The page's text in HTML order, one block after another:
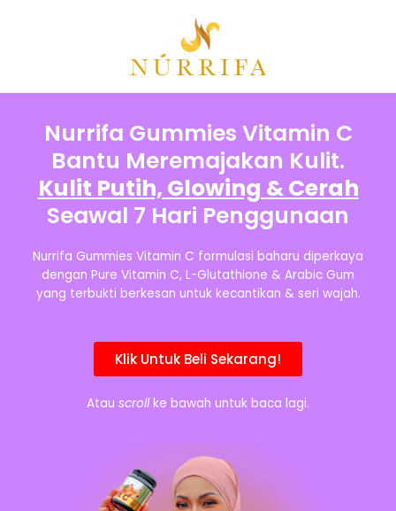
Nurrifa Gummies Vitamin C
Bantu Meremajakan Kulit.
Kulit Putih, Glowing & Cerah
Seawal 7 Hari Penggunaan
Nurrifa Gummies Vitamin C formulasi baharu diperkaya
dengan Pure Vitamin C, L-Glutathione & Arabic Gum
yang terbukti berkesan untuk kecantikan & seri wajah.
Klik Untuk Beli Sekarang!
Atau scrollke bawah untuk baca lagi.